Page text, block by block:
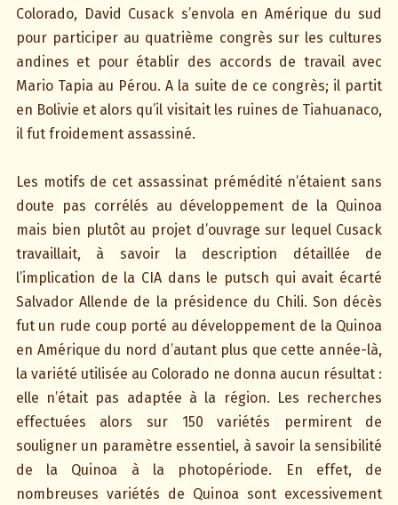
Colorado, David Cusack s’envola en Amérique du sud
pour participer au quatrième congrès sur les cultures
andines et pour établir des accords de travail avec
Mario Tapia au Pérou. A la suite de ce congrès; il partit
en Bolivie et alors qu’il visitait les ruines de Tiahuanaco,
il fut froidement assassiné.
Les motifs de cet assassinat prémédité n’étaient sans
doute pas corrélés au développement de la Quinoa
mais bien plutôt au projet d’ouvrage sur lequel Cusack
travaillait, à savoir la description détaillée de
l’implication de la CIA dans le putsch qui avait écarté
Salvador Allende de la présidence du Chili. Son décès
fut un rude coup porté au développement de la Quinoa
en Amérique du nord d’autant plus que cette année-là,
la variété utilisée au Colorado ne donna aucun résultat :
elle n’était pas adaptée à la région. Les recherches
effectuées alors sur 150 variétés permirent de
souligner un paramètre essentiel, à savoir la sensibilité
de la Quinoa à la photopériode. En effet, de
nombreuses variétés de Quinoa sont excessivement